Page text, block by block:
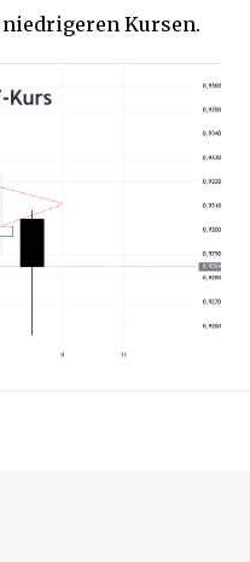
niedrigeren Kursen.